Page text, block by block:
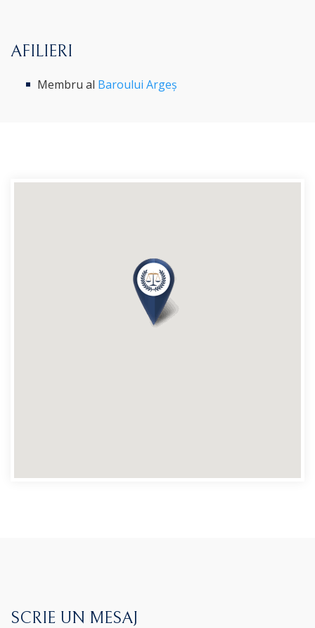
AFILIERI
Membru al Baroului Argeș
SCRIE UN MESAJ